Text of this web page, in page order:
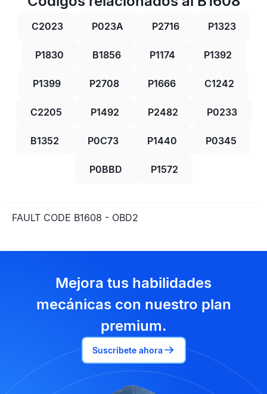
C2023 P023A P2716 P1323
P1830 B1856 P1174 P1392
P1399 P2708 P1666 C1242
C2205 P1492 P2482 P0233
B1352 P0C73 P1440 P0345
P0BBD P1572
FAULT CODE B1608 - OBD2
Mejora tus habilidades
mecánicas con nuestro plan
premium.
Suscríbete ahora